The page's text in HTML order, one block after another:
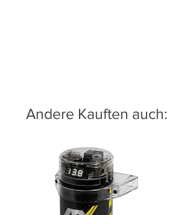
Andere Kauften auch: